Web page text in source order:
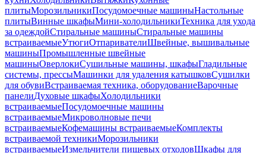
плитыМорозильникиПосудомоечные машиныНастольные
плитыВинные шкафыМини-холодильникиТехника для ухода
за одеждойСтиральные машиныСтиральные машины
встраиваемыеУтюгиОтпаривателиШвейные, вышивальные
машиныПромышленные швейные
машиныОверлокиСушильные машины, шкафыГладильные
системы, прессыМашинки для удаления катышковСушилки
для обувиВстраиваемая техника, оборудованиеВарочные
панелиДуховые шкафыХолодильники
встраиваемыеПосудомоечные машины
встраиваемыеМикроволновые печи
встраиваемыеКофемашины встраиваемыеКомплекты
встраиваемой техникиМорозильники
встраиваемыеИзмельчители пищевых отходовШкафы для